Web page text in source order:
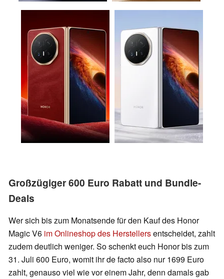
Großzügiger 600 Euro Rabatt und Bundle-
Deals
Wer sich bis zum Monatsende für den Kauf des Honor
Magic V6 im Onlineshop des Herstellersentscheidet, zahlt
zudem deutlich weniger. So schenkt euch Honor bis zum
31. Juli 600 Euro, womit ihr de facto also nur 1699 Euro
zahlt, genauso viel wie vor einem Jahr, denn damals gab